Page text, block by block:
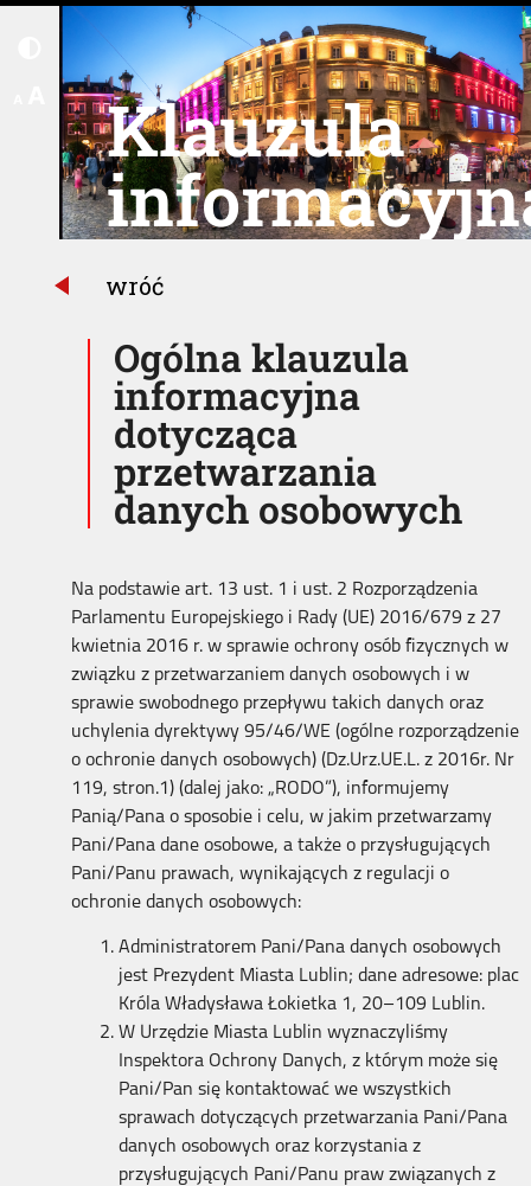
Klauzula
Ogólna klauzula
informacyjna
dotycząca
przetwarzania
danych osobowych
wróć
Na podstawie art. 13 ust. 1 i ust. 2 Rozporządzenia
Parlamentu Europejskiego i Rady (UE) 2016/679 z 27
kwietnia 2016 r. w sprawie ochrony osób fizycznych w
związku z przetwarzaniem danych osobowych i w
sprawie swobodnego przepływu takich danych oraz
uchylenia dyrektywy 95/46/WE (ogólne rozporządzenie
o ochronie danych osobowych) (Dz.Urz.UE.L. z 2016r. Nr
119, stron.1) (dalej jako: „RODO”), informujemy
Panią/Pana o sposobie i celu, w jakim przetwarzamy
Pani/Pana dane osobowe, a także o przysługujących
Pani/Panu prawach, wynikających z regulacji o
ochronie danych osobowych:
Administratorem Pani/Pana danych osobowych
jest Prezydent Miasta Lublin; dane adresowe: plac
Króla Władysława Łokietka 1, 20–109 Lublin.
W Urzędzie Miasta Lublin wyznaczyliśmy
Inspektora Ochrony Danych, z którym może się
Pani/Pan się kontaktować we wszystkich
sprawach dotyczących przetwarzania Pani/Pana
danych osobowych oraz korzystania z
przysługujących Pani/Panu praw związanych z